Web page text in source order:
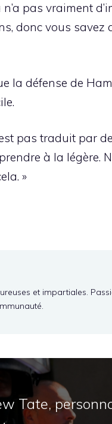
pas vraiment
donc vous savez
la défense de
pas traduit par
à la légère.
»
et impartiales.
Tate,